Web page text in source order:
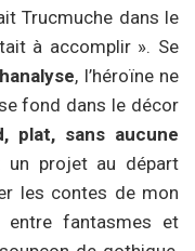
Trucmuche dans le
à accomplir ». Se
, l’héroïne ne
fond dans le décor
plat, sans aucune
un projet au départ
les contes de mon
entre fantasmes et